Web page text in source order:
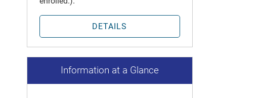
DETAILS
Information at a Glance